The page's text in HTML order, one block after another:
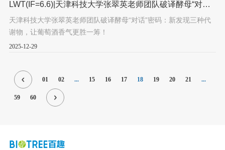
LWT(IF=6.6)|天津科技大学张翠英老师团队破译酵母“对
天津科技大学张翠英老师团队破译酵母“对话”密码：新发现三种代
谢物，让葡萄酒香气更胜一筹！
2025-12-29
01 02 ... 15 16 17 18 19 20 21 ...
59 60